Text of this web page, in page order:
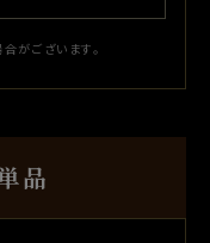
がございます。
品